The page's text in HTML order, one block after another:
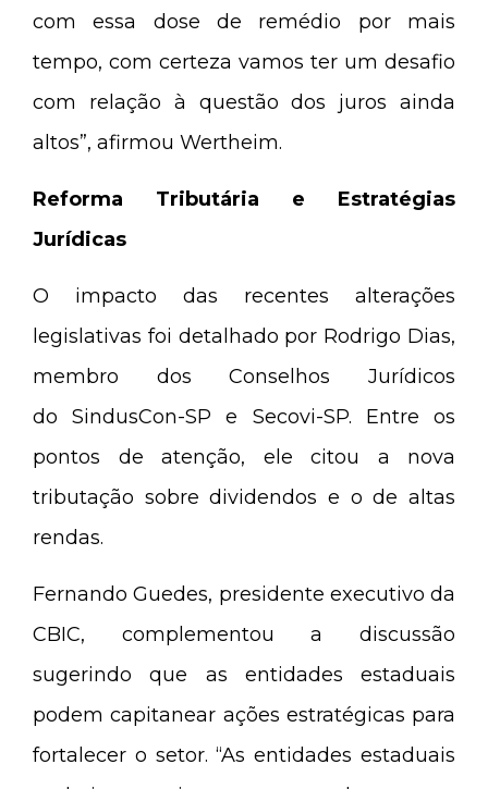
com essa dose de remédio por mais
tempo, com certeza vamos ter um desafio
com relação à questão dos juros ainda
altos”, afirmou Wertheim.
Reforma Tributária e Estratégias
Jurídicas
O impacto das recentes alterações
legislativas foi detalhado por Rodrigo Dias,
membro dos Conselhos Jurídicos
do SindusCon-SP e Secovi-SP. Entre os
pontos de atenção, ele citou a nova
tributação sobre dividendos e o de altas
rendas.
Fernando Guedes, presidente executivo da
CBIC, complementou a discussão
sugerindo que as entidades estaduais
podem capitanear ações estratégicas para
fortalecer o setor. “As entidades estaduais